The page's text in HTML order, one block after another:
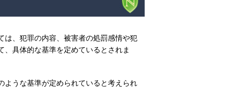
は、犯罪の内容、被害者の処罰感情や犯
具体的な基準を定めているとされま
うな基準が定められていると考えられ